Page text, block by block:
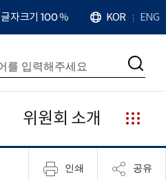
확
대
치
글자크기 100%
언
어
KOR ENG
검
위원회 소개
누
리
집
인쇄 공유